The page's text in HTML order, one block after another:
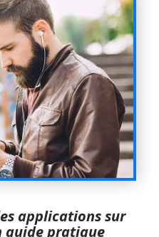
applications sur
guide pratique